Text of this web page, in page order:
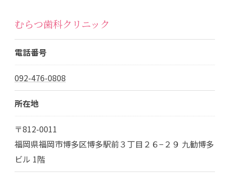
むらつ歯科クリニック
電話番号
092-476-0808
所在地
〒812-0011
福岡県福岡市博多区博多駅前３丁目２６−２９ 九勧博多
ビル 1階